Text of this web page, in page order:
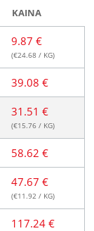
KAINA
9.87 €
(€24.68 / KG)
39.08 €
31.51 €
(€15.76 / KG)
58.62 €
47.67 €
(€11.92 / KG)
117.24 €